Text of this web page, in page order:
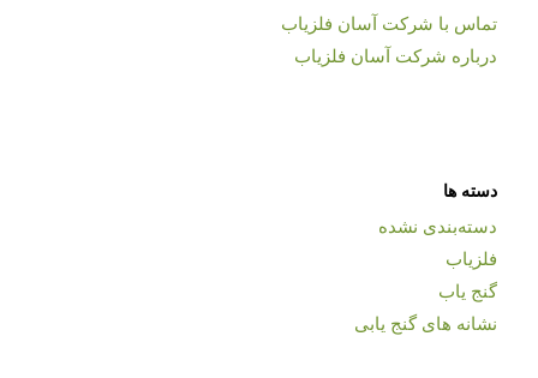
تماس با شرکت آسان فلزیاب
درباره شرکت آسان فلزیاب
دسته ها
دسته‌بندی نشده
فلزیاب
گنج یاب
نشانه های گنج یابی